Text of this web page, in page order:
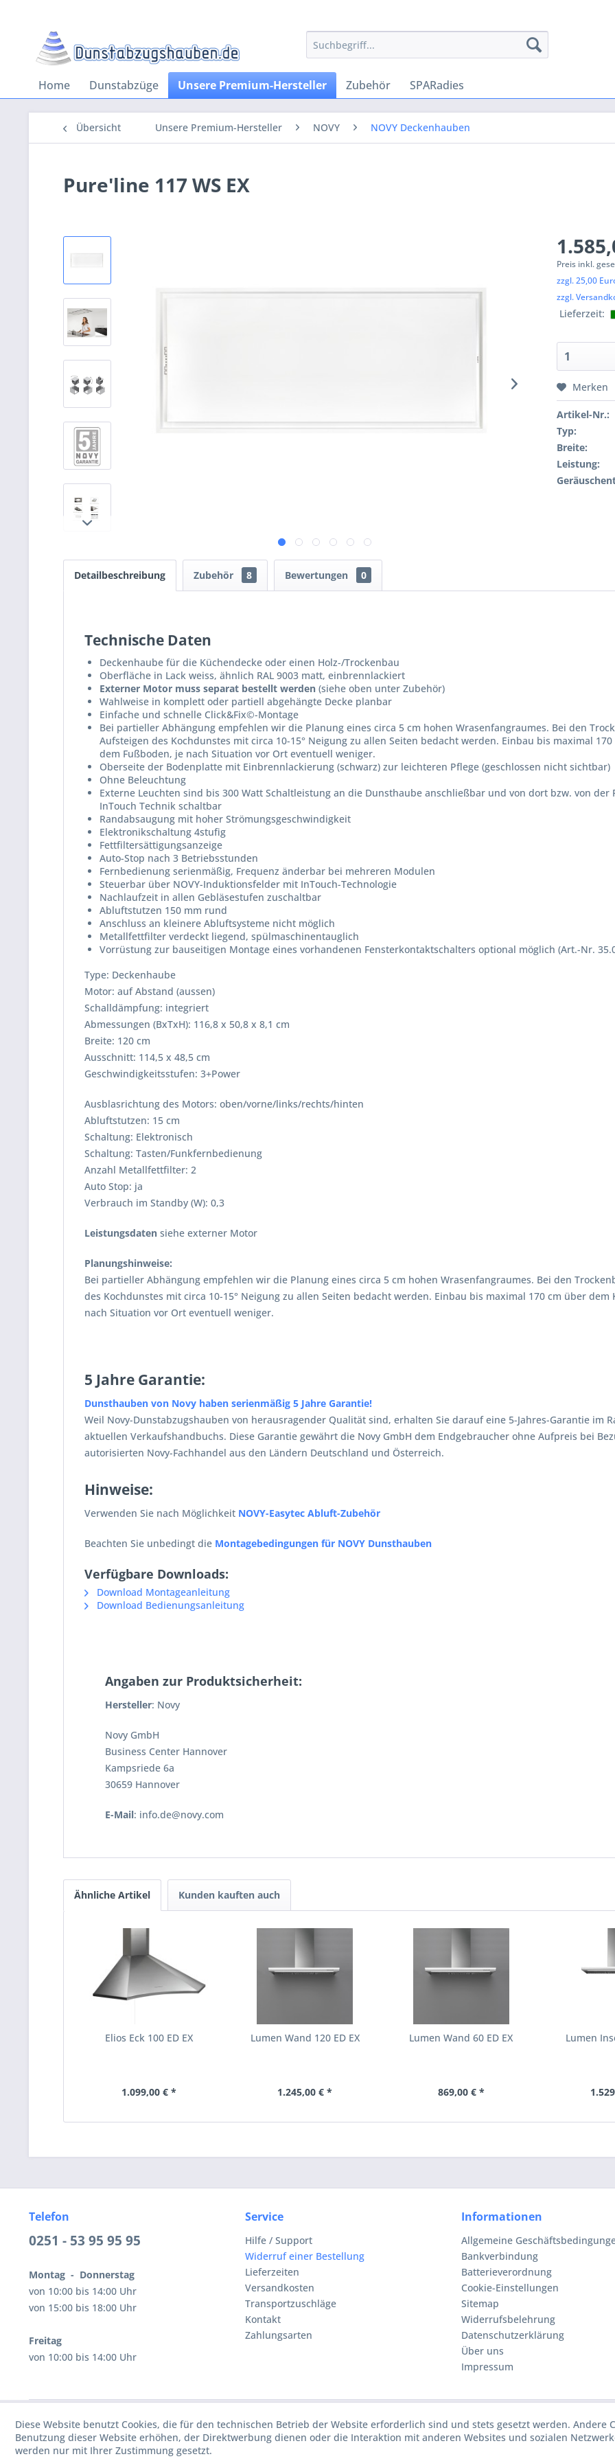
Home Dunstabzüge Unsere Premium-Hersteller Zubehör SPARadies
Übersicht Unsere Premium-Hersteller NOVY NOVY Deckenhauben
Pure'line 117 WS EX
Preis inkl.
zzgl. 25,00
zzgl.
Lieferzeit:
Merken
Artikel-Nr.:
Typ:
Breite:
Leistung:
Detailbeschreibung Zubehör 8 Bewertungen 0
Technische Daten
Deckenhaube für die Küchendecke oder einen Holz-/Trockenbau
Oberfläche in Lack weiss, ähnlich RAL 9003 matt, einbrennlackiert
Externer Motor muss separat bestellt werden (siehe oben unter Zubehör)
Wahlweise in komplett oder partiell abgehängte Decke planbar
Einfache und schnelle Click&Fix©-Montage
Bei partieller Abhängung empfehlen wir die Planung eines circa 5 cm hohen Wrasenfangraumes. Bei den
Aufsteigen des Kochdunstes mit circa 10-15° Neigung zu allen Seiten bedacht werden. Einbau bis maximal
dem Fußboden, je nach Situation vor Ort eventuell weniger.
Oberseite der Bodenplatte mit Einbrennlackierung (schwarz) zur leichteren Pflege (geschlossen nicht sichtbar)
Ohne Beleuchtung
Externe Leuchten sind bis 300 Watt Schaltleistung an die Dunsthaube anschließbar und von dort bzw. von
InTouch Technik schaltbar
Randabsaugung mit hoher Strömungsgeschwindigkeit
Elektronikschaltung 4stufig
Fettfiltersättigungsanzeige
Auto-Stop nach 3 Betriebsstunden
Fernbedienung serienmäßig, Frequenz änderbar bei mehreren Modulen
Steuerbar über NOVY-Induktionsfelder mit InTouch-Technologie
Nachlaufzeit in allen Gebläsestufen zuschaltbar
Abluftstutzen 150 mm rund
Anschluss an kleinere Abluftsysteme nicht möglich
Metallfettfilter verdeckt liegend, spülmaschinentauglich
Vorrüstung zur bauseitigen Montage eines vorhandenen Fensterkontaktschalters optional möglich (Art.-Nr.
Type: Deckenhaube
Motor: auf Abstand (aussen)
Schalldämpfung: integriert
Abmessungen (BxTxH): 116,8 x 50,8 x 8,1 cm
Breite: 120 cm
Ausschnitt: 114,5 x 48,5 cm
Geschwindigkeitsstufen: 3+Power
Ausblasrichtung des Motors: oben/vorne/links/rechts/hinten
Abluftstutzen: 15 cm
Schaltung: Elektronisch
Schaltung: Tasten/Funkfernbedienung
Anzahl Metallfettfilter: 2
Auto Stop: ja
Verbrauch im Standby (W): 0,3
Leistungsdaten siehe externer Motor
Planungshinweise:
Bei partieller Abhängung empfehlen wir die Planung eines circa 5 cm hohen Wrasenfangraumes. Bei den
des Kochdunstes mit circa 10-15° Neigung zu allen Seiten bedacht werden. Einbau bis maximal 170 cm über
nach Situation vor Ort eventuell weniger.
5 Jahre Garantie:
Dunsthauben von Novy haben serienmäßig 5 Jahre Garantie!
Weil Novy-Dunstabzugshauben von herausragender Qualität sind, erhalten Sie darauf eine 5-Jahres-Garantie im
aktuellen Verkaufshandbuchs. Diese Garantie gewährt die Novy GmbH dem Endgebraucher ohne Aufpreis bei
autorisierten Novy-Fachhandel aus den Ländern Deutschland und Österreich.
Hinweise:
Verwenden Sie nach Möglichkeit NOVY-Easytec Abluft-Zubehör
Beachten Sie unbedingt die Montagebedingungen für NOVY Dunsthauben
Verfügbare Downloads:
Download Montageanleitung
Download Bedienungsanleitung
Angaben zur Produktsicherheit:
Hersteller: Novy
Novy GmbH
Business Center Hannover
Kampsriede 6a
30659 Hannover
E-Mail: info.de@novy.com
Ähnliche Artikel Kunden kauften auch
Elios Eck 100 ED EX
1.099,00 € *
Lumen Wand 120 ED EX
1.245,00 € *
Lumen Wand 60 ED EX
869,00 € *
Lumen
Telefon
0251 - 53 95 95 95
Montag - Donnerstag
von 10:00 bis 14:00 Uhr
von 15:00 bis 18:00 Uhr
Freitag
von 10:00 bis 14:00 Uhr
Service
Hilfe / Support
Widerruf einer Bestellung
Lieferzeiten
Versandkosten
Transportzuschläge
Kontakt
Zahlungsarten
Informationen
Allgemeine
Bankverbindung
Batterieverordnung
Cookie-Einstellungen
Sitemap
Widerrufsbelehrung
Datenschutzerklärung
Über uns
Impressum
Diese Website benutzt Cookies, die für den technischen Betrieb der Website erforderlich sind und stets gesetzt werden. Andere
Benutzung dieser Website erhöhen, der Direktwerbung dienen oder die Interaktion mit anderen Websites und sozialen
werden nur mit Ihrer Zustimmung gesetzt.